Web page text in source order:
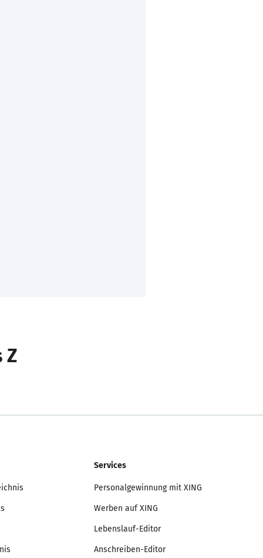
Z
Services
Personalgewinnung mit XING
Werben auf XING
Lebenslauf-Editor
Anschreiben-Editor